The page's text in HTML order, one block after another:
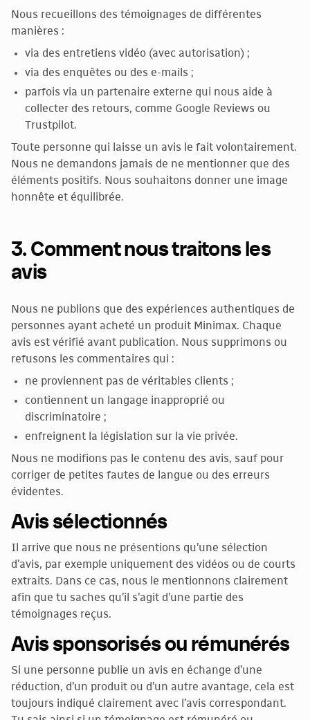
Nous recueillons des témoignages de différentes
manières :
via des entretiens vidéo (avec autorisation) ;
via des enquêtes ou des e-mails ;
parfois via un partenaire externe qui nous aide à
collecter des retours, comme Google Reviews ou
Trustpilot.
Toute personne qui laisse un avis le fait volontairement.
Nous ne demandons jamais de ne mentionner que des
éléments positifs. Nous souhaitons donner une image
honnête et équilibrée.
3. Comment nous traitons les
avis
Nous ne publions que des expériences authentiques de
personnes ayant acheté un produit Minimax. Chaque
avis est vérifié avant publication. Nous supprimons ou
refusons les commentaires qui :
ne proviennent pas de véritables clients ;
contiennent un langage inapproprié ou
discriminatoire ;
enfreignent la législation sur la vie privée.
Nous ne modifions pas le contenu des avis, sauf pour
corriger de petites fautes de langue ou des erreurs
évidentes.
Avis sélectionnés
Il arrive que nous ne présentions qu’une sélection
d’avis, par exemple uniquement des vidéos ou de courts
extraits. Dans ce cas, nous le mentionnons clairement
afin que tu saches qu’il s’agit d’une partie des
témoignages reçus.
Avis sponsorisés ou rémunérés
Si une personne publie un avis en échange d’une
réduction, d’un produit ou d’un autre avantage, cela est
toujours indiqué clairement avec l’avis correspondant.